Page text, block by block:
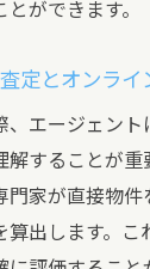
ができます。
定とオンライ
、エージェント
解することが重
門家が直接物件
出します。こ